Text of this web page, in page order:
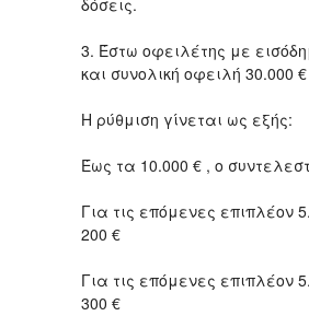
δόσεις.
3. Έστω οφειλέτης με
και συνολική οφειλή 30.000
Η ρύθμιση γίνεται ως εξής:
Έως τα 10.000 € , ο
Για τις επόμενες επιπλέον
200 €
Για τις επόμενες επιπλέον
300 €